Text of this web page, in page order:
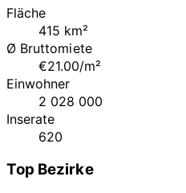
Fläche
415 km²
Ø Bruttomiete
€21.00/m²
Einwohner
2 028 000
Inserate
620
Top Bezirke